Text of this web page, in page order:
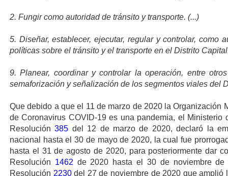
2. Fungir como autoridad de tránsito y transporte. (...)
5. Diseñar, establecer, ejecutar, regular y controlar, como
políticas sobre el tránsito y el transporte en el Distrito
9. Planear, coordinar y controlar la operación, entre
semaforización y señalización de los segmentos viales del
Que debido a que el 11 de marzo de 2020 la Organización
de Coronavirus COVID-19 es una pandemia, el
Resolución385 del 12 de marzo de 2020, declaró la
nacional hasta el 30 de mayo de 2020, la cual fue
hasta el 31 de agosto de 2020, para posteriormente dar
Resolución 1462 de 2020 hasta el 30 de noviembre
Resolución 2230del 27 de noviembre de 2020 que amplió